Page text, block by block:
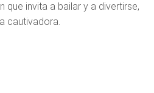
que invita a bailar y a divertirse,
cautivadora.